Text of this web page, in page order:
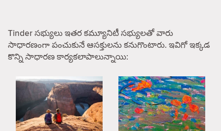
Tinder సభ్యులు ఇతర కమ్యూనిటీ సభ్యులతో వారు
సాధారణంగా పంచుకునే ఆసక్తులను కనుగొంటారు. ఇవిగో ఇక్కడ
కొన్ని సాధారణ కార్యకలాపాలున్నాయి: